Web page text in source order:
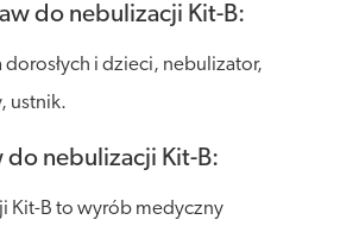
do nebulizacji Kit-B:
i dzieci, nebulizator,
ustnik.
do nebulizacji Kit-B:
Kit-B to wyrób medyczny